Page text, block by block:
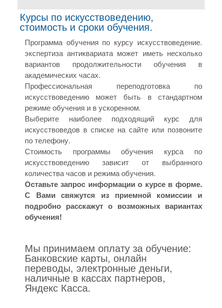
Курсы по искусствоведению,
стоимость и сроки обучения.
Программа обучения по курсу искусствоведение.
экспертиза антиквариата может иметь несколько
вариантов продолжительности обучения в
академических часах.
Профессиональная переподготовка по
искусствоведению может быть в стандартном
режиме обучения и в ускоренном.
Выберите наиболее подходящий курс для
искусствоведов в списке на сайте или позвоните
по телефону.
Стоимость программы обучения курса по
искусствоведению зависит от выбранного
количества часов и режима обучения.
Оставьте запрос информации о курсе в форме.
С Вами свяжутся из приемной комиссии и
подробно расскажут о возможных вариантах
обучения!
Мы принимаем оплату за обучение:
Банковские карты, онлайн
переводы, электронные деньги,
наличные в кассах партнеров,
Яндекс Касса.